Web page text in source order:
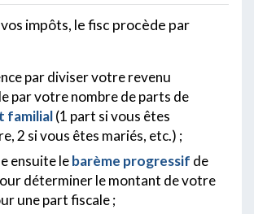
impôts, le fisc procède par
par diviser votre revenu
par votre nombre de parts de
familial(1 part si vous êtes
2 si vous êtes mariés, etc.) ;
ensuite lebarème progressif de
déterminer le montant de votre
une part fiscale ;